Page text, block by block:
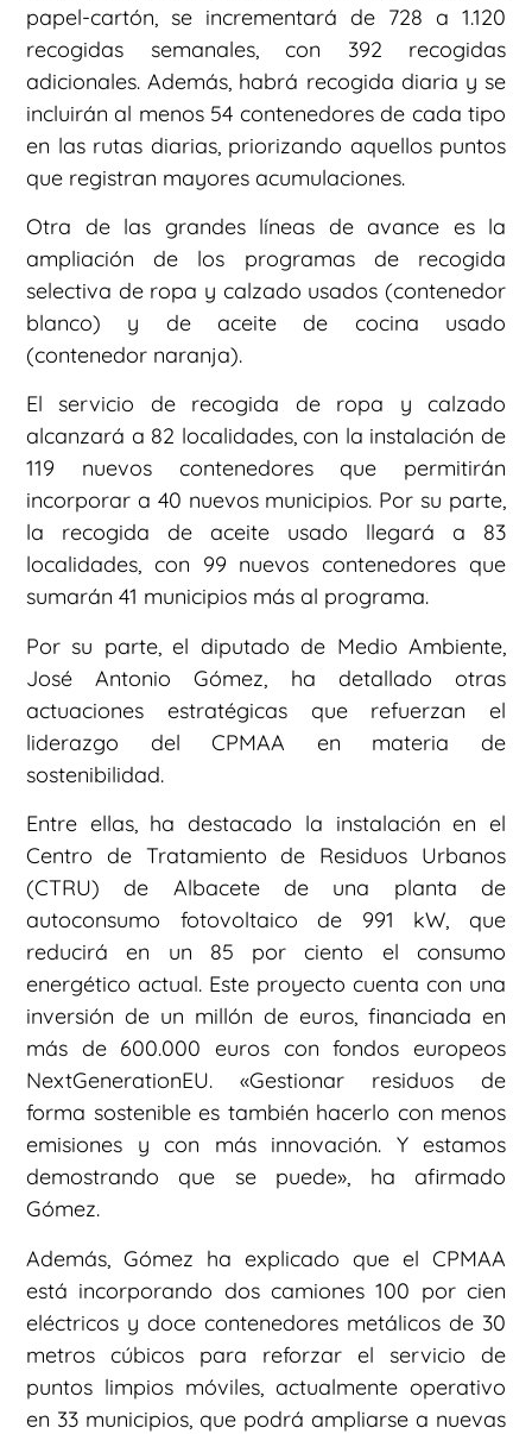
papel-cartón, se incrementará de 728 a 1.120
recogidas semanales, con 392 recogidas
adicionales. Además, habrá recogida diaria y se
incluirán al menos 54 contenedores de cada tipo
en las rutas diarias, priorizando aquellos puntos
que registran mayores acumulaciones.
Otra de las grandes líneas de avance es la
ampliación de los programas de recogida
selectiva de ropa y calzado usados (contenedor
blanco) y de aceite de cocina usado
(contenedor naranja).
El servicio de recogida de ropa y calzado
alcanzará a 82 localidades, con la instalación de
119 nuevos contenedores que permitirán
incorporar a 40 nuevos municipios. Por su parte,
la recogida de aceite usado llegará a 83
localidades, con 99 nuevos contenedores que
sumarán 41 municipios más al programa.
Por su parte, el diputado de Medio Ambiente,
José Antonio Gómez, ha detallado otras
actuaciones estratégicas que refuerzan el
liderazgo del CPMAA en materia de
sostenibilidad.
Entre ellas, ha destacado la instalación en el
Centro de Tratamiento de Residuos Urbanos
(CTRU) de Albacete de una planta de
autoconsumo fotovoltaico de 991 kW, que
reducirá en un 85 por ciento el consumo
energético actual. Este proyecto cuenta con una
inversión de un millón de euros, financiada en
más de 600.000 euros con fondos europeos
NextGenerationEU. «Gestionar residuos de
forma sostenible es también hacerlo con menos
emisiones y con más innovación. Y estamos
demostrando que se puede», ha afirmado
Gómez.
Además, Gómez ha explicado que el CPMAA
está incorporando dos camiones 100 por cien
eléctricos y doce contenedores metálicos de 30
metros cúbicos para reforzar el servicio de
puntos limpios móviles, actualmente operativo
en 33 municipios, que podrá ampliarse a nuevas